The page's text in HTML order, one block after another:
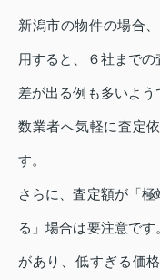
新潟市の物件の場合
用すると、６社まで
差が出る例も多いよ
数業者へ気軽に査定
す。
さらに、査定額が「
る」場合は要注意で
があり、低すぎる価